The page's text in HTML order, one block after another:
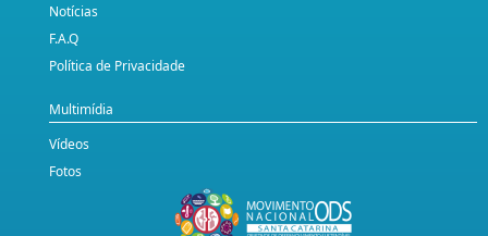
Notícias
F.A.Q
Política de Privacidade
Multimídia
Vídeos
Fotos